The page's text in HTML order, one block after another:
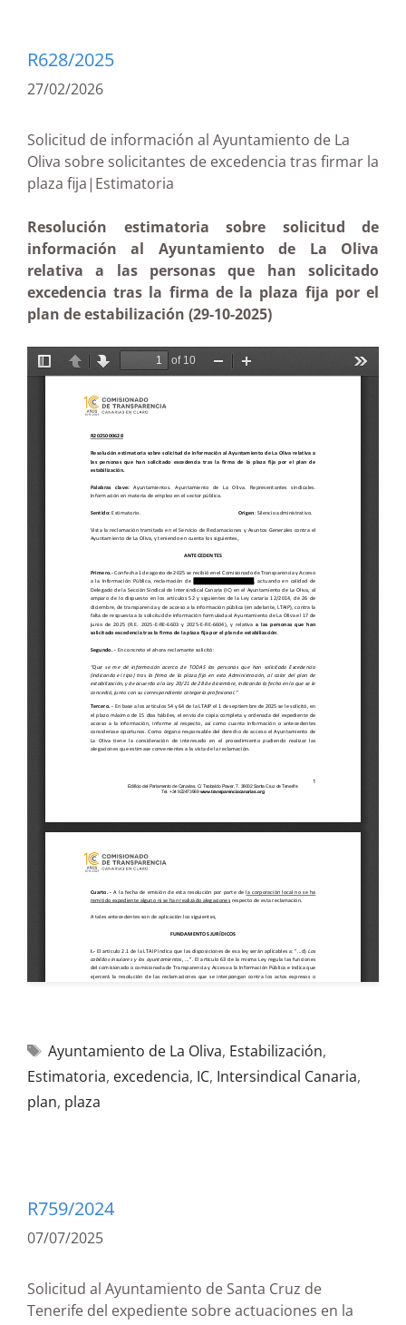
R628/2025
27/02/2026
Solicitud de información al Ayuntamiento de La
Oliva sobre solicitantes de excedencia tras firmar la
plaza fija|Estimatoria
Resolución estimatoria sobre solicitud de
información al Ayuntamiento de La Oliva
relativa a las personas que han solicitado
excedencia tras la firma de la plaza fija por el
plan de estabilización (29-10-2025)
Ayuntamiento de La Oliva, Estabilización,
Estimatoria, excedencia, IC, Intersindical Canaria,
plan, plaza
R759/2024
07/07/2025
Solicitud al Ayuntamiento de Santa Cruz de
Tenerife del expediente sobre actuaciones en la